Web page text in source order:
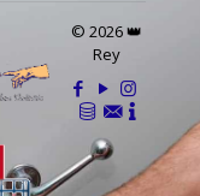
© 2026 👑
Rey